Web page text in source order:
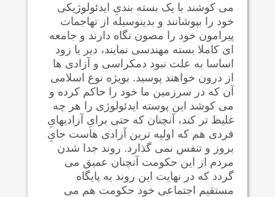
می کوشند با یک بسته بندیِ ایدئولوژیکی
خود را بپوشانند و بدینوسیله از تهاجمات
پیرامون خود را مصون نگاه دارند و جامعه
ای کاملا بسته مهندسی نمایند، دیر یا زود
اساسا به علت نبود دمکراسی و آزادی ها
از درون خواهند پوسید. بویژه نوع اسلامی
آن که در سرزمین ما خود را حاکم کرده و
می کوشد این پوسته ایدئولوژی را هر چه
غلیظ تر کند، آنچنان که حتی برایِ آزادیهایِ
فردی هم که اولیه ترین آزادی هاست جایِ
بروز و تنفس نمی گذارد. روند جدا شدن
مردم از این حکومت آنچنان عمیق می
گردد که در نهایت این روند به پایگاه
مستقیمِ اجتماعیِ خود حکومت هم می